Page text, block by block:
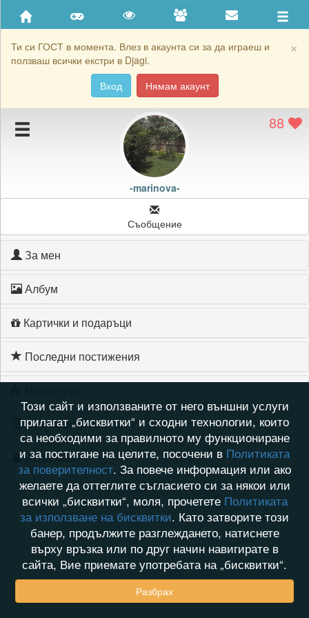
×
Ти си ГОСТ в момента. Влез в акаунта си за да играеш и
ползваш всички екстри в Djagi.
Вход
Нямам акаунт
Приятели
Хронология на игри
Подаръците на -marinova-
Картичките на -marinova-
88
-marinova-
Съобщение
За мен
Албум
Картички и подаръци
Последни постижения
Хронология на игри
Активност
Този сайт и използваните от него външни услуги
прилагат „бисквитки“ и сходни технологии, които
са необходими за правилното му функциониране
и за постигане на целите, посочени в Политиката
за поверителност. За повече информация или ако
желаете да оттеглите съгласието си за някои или
всички „бисквитки“, моля, прочетете Политиката
за използване на бисквитки. Като затворите този
банер, продължите разглеждането, натиснете
върху връзка или по друг начин навигирате в
сайта, Вие приемате употребата на „бисквитки“.
Разбрах